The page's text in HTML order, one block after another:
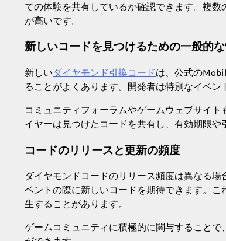
ての体験を共有しているか確認できます。複
が高いです。
新しいコードを見つけるための一般的
新しいダイヤモンド引換コードは、公式の
ることがよくあります。開発者は特別なイベ
コミュニティフォーラムやゲームウェブサイ
イヤーは見つけたコードを共有し、有効期限や
コードのリリースと更新の頻度
ダイヤモンドコードのリリース頻度は異なる
ベントの際に新しいコードを期待できます。
生することがあります。
ゲームコミュニティに積極的に関与すること